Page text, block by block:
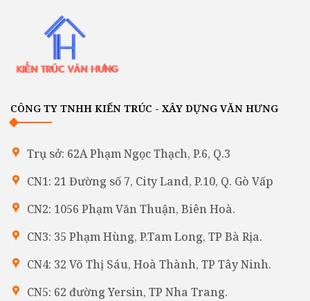
CÔNG TY TNHH KIẾN TRÚC - XÂY DỰNG VĂN HƯNG
Trụ sở: 62A Phạm Ngọc Thạch, P.6, Q.3
CN1: 21 Đường số 7, City Land, P.10, Q. Gò Vấp
CN2: 1056 Phạm Văn Thuận, Biên Hoà.
CN3: 35 Phạm Hùng, P.Tam Long, TP Bà Rịa.
CN4: 32 Võ Thị Sáu, Hoà Thành, TP Tây Ninh.
CN5: 62 đường Yersin, TP Nha Trang.